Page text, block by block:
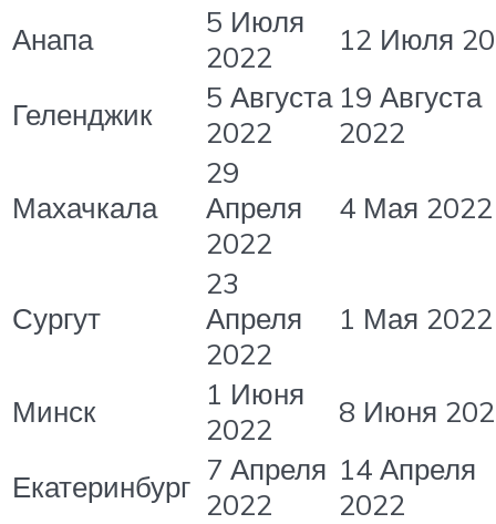
Анапа
5 Июля
2022
12 Июля
Геленджик
5 Августа
2022
19 Августа
2022
Махачкала
29
Апреля
2022
4 Мая 2022
Сургут
23
Апреля
2022
1 Мая 2022
Минск
1 Июня
2022
8 Июня
Екатеринбург 7 Апреля
2022
14 Апреля
2022